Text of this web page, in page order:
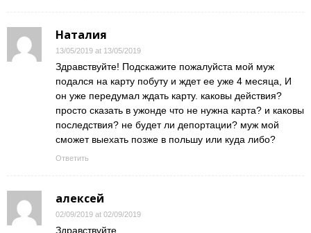
Наталия
13/05/2019 at 13/05/2019
Здравствуйте! Подскажите пожалуйста мой муж
подался на карту побуту и ждет ее уже 4 месяца, И
он уже передумал ждать карту. каковы действия?
просто сказать в ужонде что не нужна карта? и каковы
последствия? не будет ли депортации? муж мой
сможет выехать позже в польшу или куда либо?
Ответить
алексей
02/09/2019 at 02/09/2019
Здравствуйте,